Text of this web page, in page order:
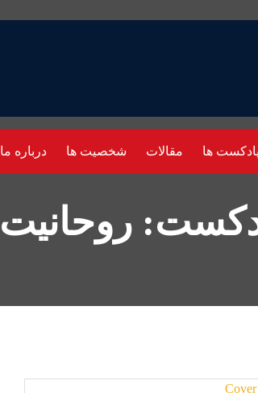
پادکست ها مقالات شخصیت ها درباره ما
روحانیت